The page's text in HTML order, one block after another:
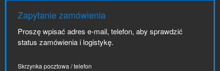
Zapytanie zamówienia
Proszę wpisać adres e-mail, telefon, aby sprawdzić
status zamówienia i logistykę.
Skrzynka pocztowa / telefon